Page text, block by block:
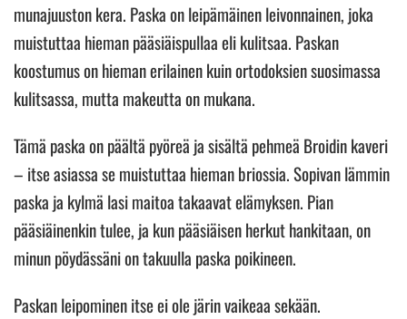
munajuuston kera. Paska on leipämäinen leivonnainen, joka
muistuttaa hieman pääsiäispullaa eli kulitsaa. Paskan
koostumus on hieman erilainen kuin ortodoksien suosimassa
kulitsassa, mutta makeutta on mukana.
Tämä paska on päältä pyöreä ja sisältä pehmeä Broidin kaveri
– itse asiassa se muistuttaa hieman briossia. Sopivan lämmin
paska ja kylmä lasi maitoa takaavat elämyksen. Pian
pääsiäinenkin tulee, ja kun pääsiäisen herkut hankitaan, on
minun pöydässäni on takuulla paska poikineen.
Paskan leipominen itse ei ole järin vaikeaa sekään.